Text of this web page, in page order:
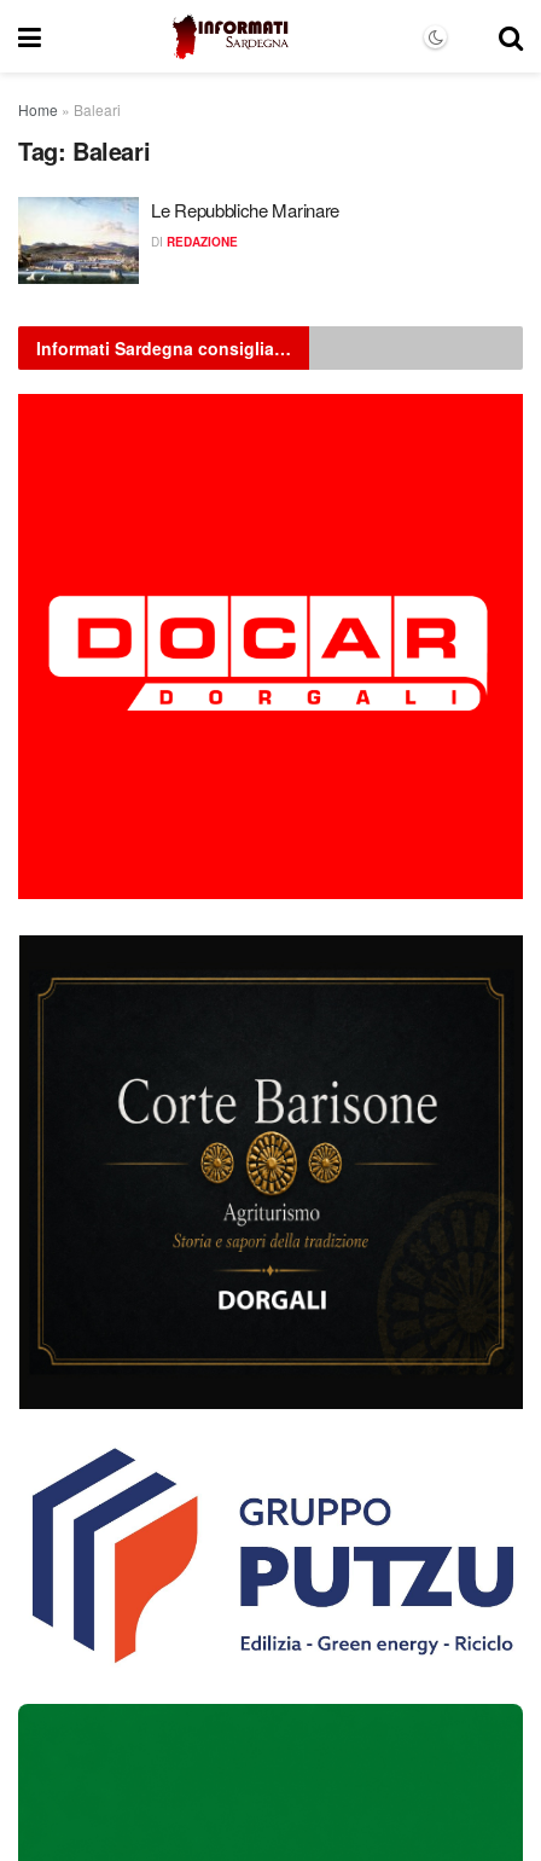
Home » Baleari
Tag: Baleari
Le Repubbliche Marinare
DI REDAZIONE
Informati Sardegna consiglia…